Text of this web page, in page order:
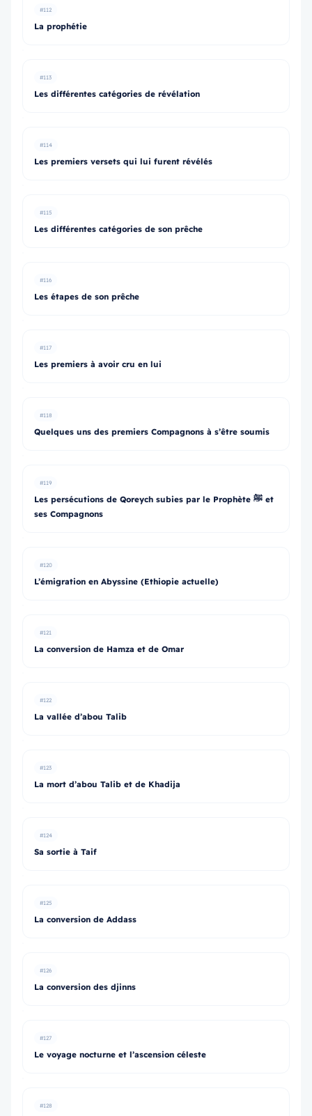
#112
La prophétie
#113
Les différentes catégories de révélation
#114
Les premiers versets qui lui furent révélés
#115
Les différentes catégories de son prêche
#116
Les étapes de son prêche
#117
Les premiers à avoir cru en lui
#118
Quelques uns des premiers Compagnons à s’être soumis
#119
Les persécutions de Qoreych subies par le Prophète ﷺ et
ses Compagnons
#120
L’émigration en Abyssine (Ethiopie actuelle)
#121
La conversion de Hamza et de Omar
#122
La vallée d’abou Talib
#123
La mort d’abou Talib et de Khadija
#124
Sa sortie à Taif
#125
La conversion de Addass
#126
La conversion des djinns
#127
Le voyage nocturne et l’ascension céleste
#128